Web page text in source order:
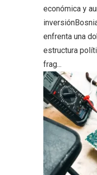
económica y
enfrenta una
estructura
frag...